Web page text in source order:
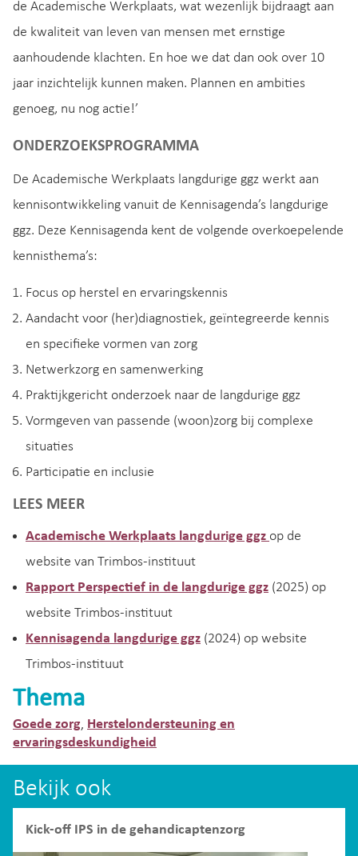
de Academische Werkplaats, wat wezenlijk bijdraagt aan
de kwaliteit van leven van mensen met ernstige
aanhoudende klachten. En hoe we dat dan ook over 10
jaar inzichtelijk kunnen maken. Plannen en ambities
genoeg, nu nog actie!’
ONDERZOEKSPROGRAMMA
De Academische Werkplaats langdurige ggz werkt aan
kennisontwikkeling vanuit de Kennisagenda’s langdurige
ggz. Deze Kennisagenda kent de volgende overkoepelende
kennisthema’s:
Focus op herstel en ervaringskennis
Aandacht voor (her)diagnostiek, geïntegreerde kennis
en specifieke vormen van zorg
Netwerkzorg en samenwerking
Praktijkgericht onderzoek naar de langdurige ggz
Vormgeven van passende (woon)zorg bij complexe
situaties
Participatie en inclusie
LEES MEER
Academische Werkplaats langdurige ggz op de
website van Trimbos-instituut
Rapport Perspectief in de langdurige ggz (2025) op
website Trimbos-instituut
Kennisagenda langdurige ggz (2024) op website
Trimbos-instituut
Thema
Goede zorg, Herstelondersteuning en
ervaringsdeskundigheid
Bekijk ook
Kick-off IPS in de gehandicaptenzorg